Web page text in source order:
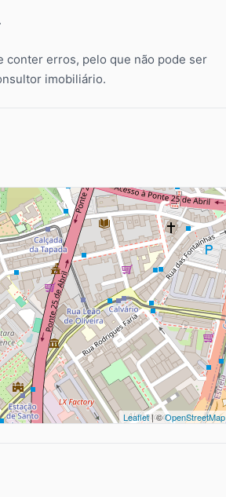
conter erros, pelo que não pode ser
imobiliário.
Leaflet| ©OpenStreetMap